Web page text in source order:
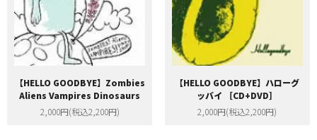
【HELLO GOODBYE】Zombies
Aliens Vampires Dinosaurs
2,000円(税込2,200円)
【HELLO GOODBYE】ハローグ
ッバイ ［CD+DVD］
2,000円(税込2,200円)